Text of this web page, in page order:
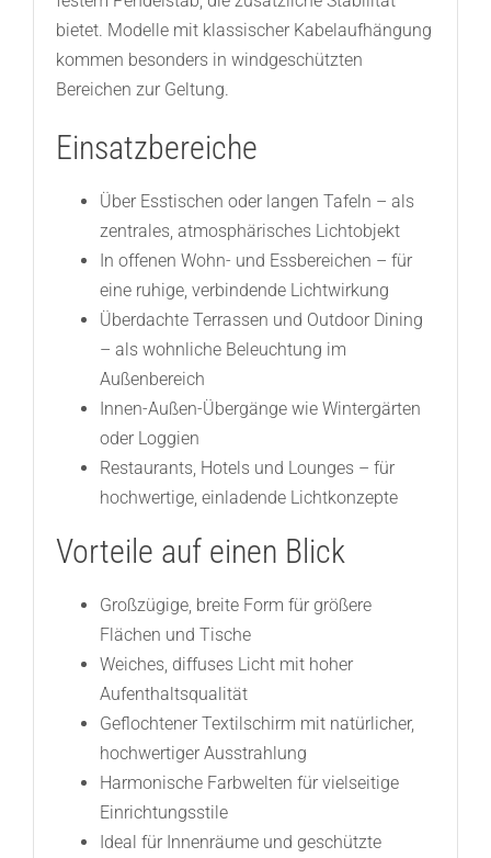
bietet. Modelle mit klassischer Kabelaufhängung
kommen besonders in windgeschützten
Bereichen zur Geltung.
Einsatzbereiche
Über Esstischen oder langen Tafeln – als
zentrales, atmosphärisches Lichtobjekt
In offenen Wohn- und Essbereichen – für
eine ruhige, verbindende Lichtwirkung
Überdachte Terrassen und Outdoor Dining
– als wohnliche Beleuchtung im
Außenbereich
Innen-Außen-Übergänge wie Wintergärten
oder Loggien
Restaurants, Hotels und Lounges – für
hochwertige, einladende Lichtkonzepte
Vorteile auf einen Blick
Großzügige, breite Form für größere
Flächen und Tische
Weiches, diffuses Licht mit hoher
Aufenthaltsqualität
Geflochtener Textilschirm mit natürlicher,
hochwertiger Ausstrahlung
Harmonische Farbwelten für vielseitige
Einrichtungsstile
Ideal für Innenräume und geschützte